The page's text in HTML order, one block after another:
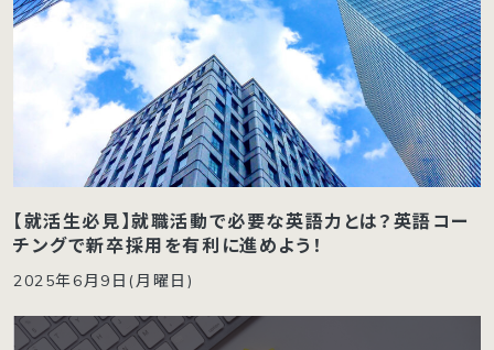
【就活生必見】就職活動で必要な英語力とは？英語コー
チングで新卒採用を有利に進めよう！
2025年6月9日(月曜日)